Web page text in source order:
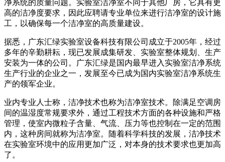
净系统的质量问题。实验室洁净室不同于其他厂房，它具有更
高的洁净度要求，因此应聘请专业单位来进行洁净室的设计施
工，以确保每一个洁净室的高质量建设。
据悉，广东汇绿实验室设备科技有限公司成立于2005年，经过
多年的辛勤耕耘，现已发展成集研发、实验室整体规划、生产
安装为一体的公司。广东汇绿是国内最早进入实验室洁净系统
生产行业的企业之一，发展至今已成为国内实验室洁净系统生
产的领军企业。
业内专业人士称，洁净技术也称为洁净室技术。除满足空调房
间的温湿度常规要求外，通过工程技术方面的各种设施和严格
管理，使室内微粒子含量、气流、压力等也控制在一定的范围
内，这种房间就称为洁净室。随着科学科技的发展，洁净技术
在实验室环境中的应用更加广泛，对本身的技术要求也更加高
了。